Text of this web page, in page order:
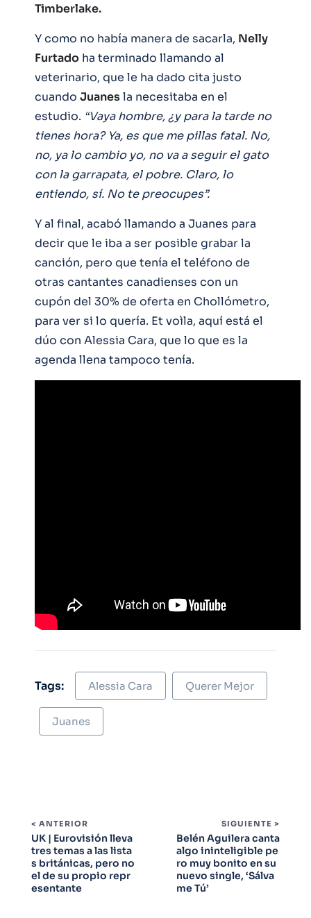
Timberlake.
Y como no había manera de sacarla, Nelly
Furtado ha terminado llamando al
veterinario, que le ha dado cita justo
cuando Juanesla necesitaba en el
estudio. “Vaya hombre, ¿y para la tarde no
tienes hora? Ya, es que me pillas fatal. No,
no, ya lo cambio yo, no va a seguir el gato
con la garrapata, el pobre. Claro, lo
entiendo, sí. No te preocupes”.
Y al final, acabó llamando a Juanes para
decir que le iba a ser posible grabar la
canción, pero que tenía el teléfono de
otras cantantes canadienses con un
cupón del 30% de oferta en Chollómetro,
para ver si lo quería. Et voìla, aquí está el
dúo con Alessia Cara, que lo que es la
agenda llena tampoco tenía.
Tags: Alessia Cara Querer Mejor
Juanes
< ANTERIOR
UK | Eurovisión lleva
tres temas a las lista
s británicas, pero no
el de su propio repr
esentante
SIGUIENTE >
Belén Aguilera canta
algo ininteligible pe
ro muy bonito en su
nuevo single, ‘Sálva
me Tú’